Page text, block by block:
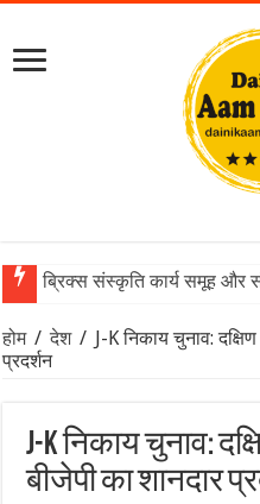
ब्रिक्स संस्कृति कार्य समूह और
होम / देश / J-K निकाय चुनाव:
प्रदर्शन
J-K निकाय चुनाव:
बीजेपी का शानदार